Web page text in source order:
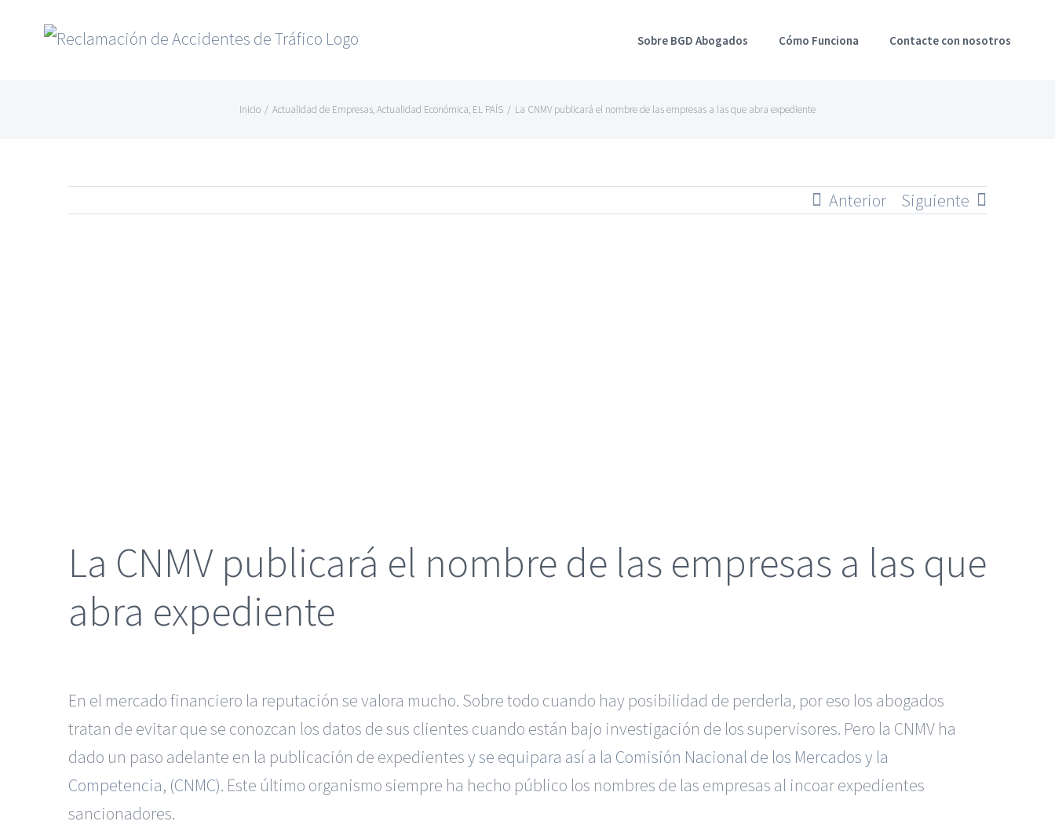
Sobre BGD Abogados Cómo Funciona Contacte con nosotros
Inicio / Actualidad de Empresas,Actualidad Económica, EL PAÍS / La CNMV publicará el nombre de las empresas a las que abra expediente
Anterior Siguiente
La CNMV publicará el nombre de las empresas a las que
abra expediente
En el mercado financiero la reputación se valora mucho. Sobre todo cuando hay posibilidad de perderla, por eso los abogados
tratan de evitar que se conozcan los datos de sus clientes cuando están bajo investigación de los supervisores. Pero la CNMV ha
dado un paso adelante en la publicación de expedientesy se equipara así a la Comisión Nacional de los Mercados y la
Competencia, (CNMC). Este último organismo siempre ha hecho público los nombres de las empresas al incoar expedientes
sancionadores.